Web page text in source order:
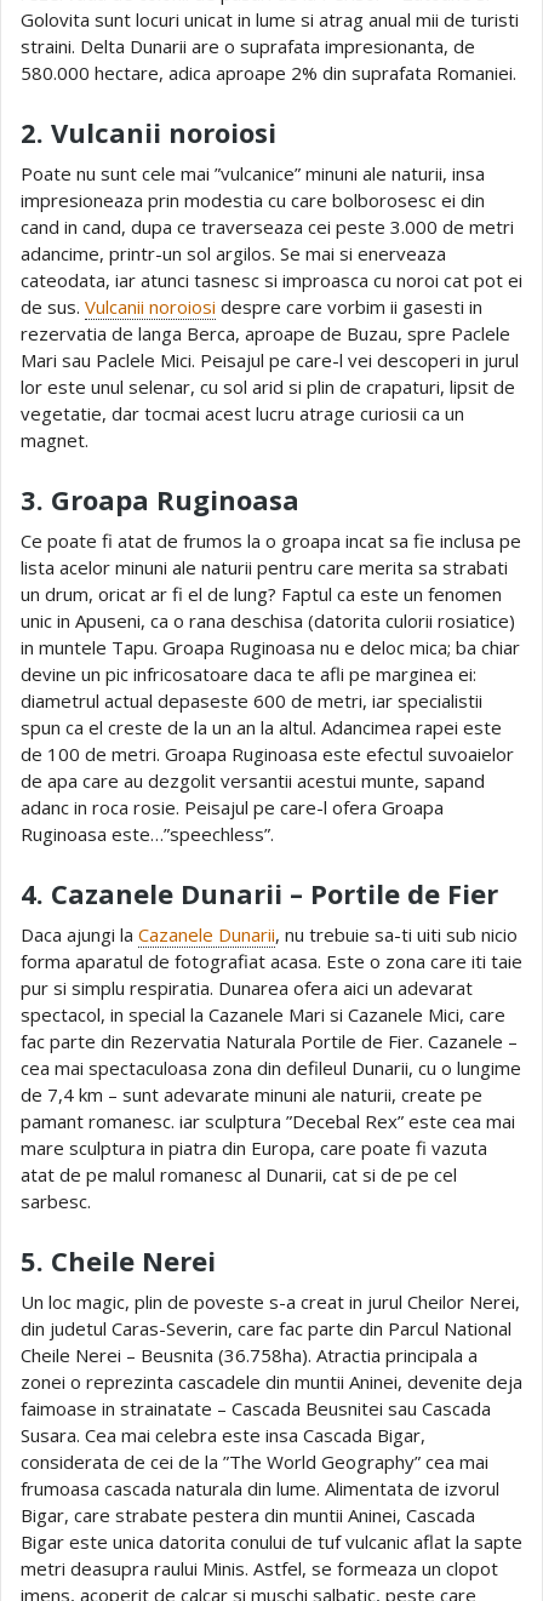
Golovita sunt locuri unicat in lume si atrag anual mii de turisti
straini. Delta Dunarii are o suprafata impresionanta, de
580.000 hectare, adica aproape 2% din suprafata Romaniei.
2. Vulcanii noroiosi
Poate nu sunt cele mai ”vulcanice” minuni ale naturii, insa
impresioneaza prin modestia cu care bolborosesc ei din
cand in cand, dupa ce traverseaza cei peste 3.000 de metri
adancime, printr-un sol argilos. Se mai si enerveaza
cateodata, iar atunci tasnesc si improasca cu noroi cat pot ei
de sus. Vulcanii noroiosi despre care vorbim ii gasesti in
rezervatia de langa Berca, aproape de Buzau, spre Paclele
Mari sau Paclele Mici. Peisajul pe care-l vei descoperi in jurul
lor este unul selenar, cu sol arid si plin de crapaturi, lipsit de
vegetatie, dar tocmai acest lucru atrage curiosii ca un
magnet.
3. Groapa Ruginoasa
Ce poate fi atat de frumos la o groapa incat sa fie inclusa pe
lista acelor minuni ale naturii pentru care merita sa strabati
un drum, oricat ar fi el de lung? Faptul ca este un fenomen
unic in Apuseni, ca o rana deschisa (datorita culorii rosiatice)
in muntele Tapu. Groapa Ruginoasa nu e deloc mica; ba chiar
devine un pic infricosatoare daca te afli pe marginea ei:
diametrul actual depaseste 600 de metri, iar specialistii
spun ca el creste de la un an la altul. Adancimea rapei este
de 100 de metri. Groapa Ruginoasa este efectul suvoaielor
de apa care au dezgolit versantii acestui munte, sapand
adanc in roca rosie. Peisajul pe care-l ofera Groapa
Ruginoasa este…”speechless”.
4. Cazanele Dunarii – Portile de Fier
Daca ajungi la Cazanele Dunarii, nu trebuie sa-ti uiti sub nicio
forma aparatul de fotografiat acasa. Este o zona care iti taie
pur si simplu respiratia. Dunarea ofera aici un adevarat
spectacol, in special la Cazanele Mari si Cazanele Mici, care
fac parte din Rezervatia Naturala Portile de Fier. Cazanele –
cea mai spectaculoasa zona din defileul Dunarii, cu o lungime
de 7,4 km – sunt adevarate minuni ale naturii, create pe
pamant romanesc. iar sculptura ”Decebal Rex” este cea mai
mare sculptura in piatra din Europa, care poate fi vazuta
atat de pe malul romanesc al Dunarii, cat si de pe cel
sarbesc.
5. Cheile Nerei
Un loc magic, plin de poveste s-a creat in jurul Cheilor Nerei,
din judetul Caras-Severin, care fac parte din Parcul National
Cheile Nerei – Beusnita (36.758ha). Atractia principala a
zonei o reprezinta cascadele din muntii Aninei, devenite deja
faimoase in strainatate – Cascada Beusnitei sau Cascada
Susara. Cea mai celebra este insa Cascada Bigar,
considerata de cei de la ”The World Geography” cea mai
frumoasa cascada naturala din lume. Alimentata de izvorul
Bigar, care strabate pestera din muntii Aninei, Cascada
Bigar este unica datorita conului de tuf vulcanic aflat la sapte
metri deasupra raului Minis. Astfel, se formeaza un clopot
imens, acoperit de calcar si muschi salbatic, peste care